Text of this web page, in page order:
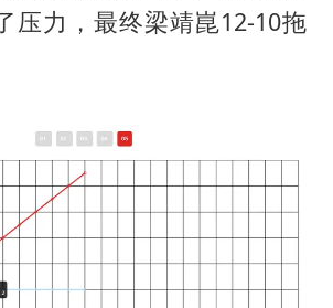
压力，最终梁靖崑12-10拖